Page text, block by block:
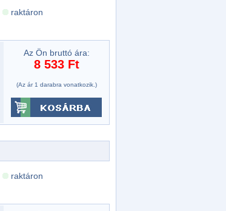
raktáron
Az Ön bruttó ára:
8 533 Ft
(Az ár 1 darabra vonatkozik.)
raktáron